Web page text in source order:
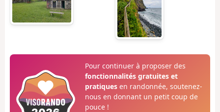
Pour continuer à proposer des
fonctionnalités gratuites et
pratiquesen randonnée, soutenez-
nous en donnant un petit coup de
pouce !